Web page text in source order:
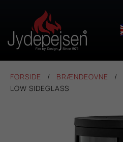
FORSIDE BRÆNDEOVNE
LOW SIDEGLASS